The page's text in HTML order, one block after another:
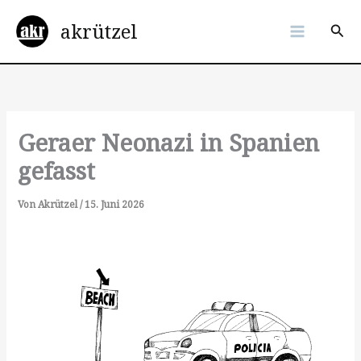
Inhalt
springen
akrützel
Geraer Neonazi in Spanien
gefasst
VonAkrützel/15. Juni 2026